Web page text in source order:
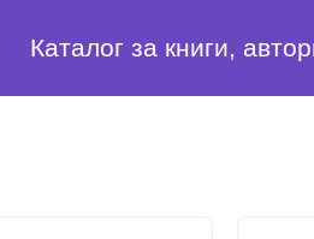
Каталог за книги,